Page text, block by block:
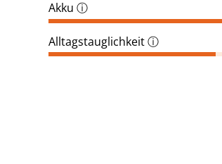
Akku ⓘ
Alltagstauglichkeitⓘ